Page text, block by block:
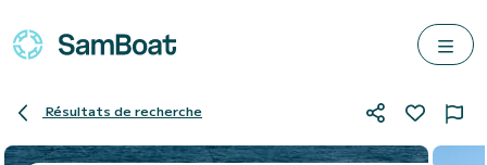
Résultats de recherche